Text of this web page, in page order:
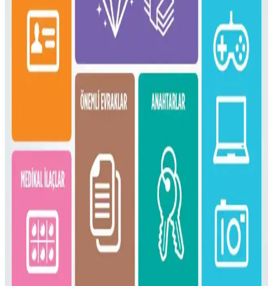
16 Litrelik Kanken Sırt Çantasıyla 4 Gün 4 Gece
Minimalist Seyahat Planlama
16 litrelik Kanken sırt çantasıyla 4 gün 4 gece minimalist seyahat
için teknoloji, kişisel bakım ve giysi eşyalarının düzenli ve hafif
paketlenmesi anlatılıyor. Beden ve ihtiyaçlara göre esneklik
Fjällräven Kånken 16L ile 15 Günlük Yaz
Fjällräven Kånken 16L sırt çantasıyla 15 günlük yaz seyahati için
hafif ve düzenli paketleme yöntemleri, ergonomik özellikler ve
seyahat deneyimleri detaylandırılıyor.
Gossamer Gear Vagabond Jet: Hafif ve Fonksiyonel
OneBag Seyahat Çantası İncelemesi
Gossamer Gear Vagabond Jet, hafifliği ve koruyucu laptop
bölmesiyle 3-7 günlük seyahatler için ideal. Şehir içi ve doğa
yürüyüşlerinde pratik kullanım sunar, ancak yağmurda ek önlem
gerekebilir.